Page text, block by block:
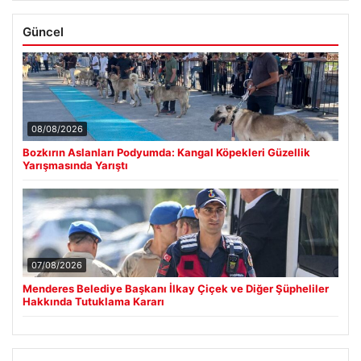
Güncel
08/08/2026
Bozkırın Aslanları Podyumda: Kangal Köpekleri Güzellik
Yarışmasında Yarıştı
07/08/2026
Menderes Belediye Başkanı İlkay Çiçek ve Diğer Şüpheliler
Hakkında Tutuklama Kararı